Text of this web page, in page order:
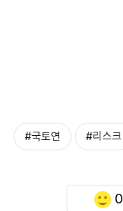
#국토연 #리스크
0